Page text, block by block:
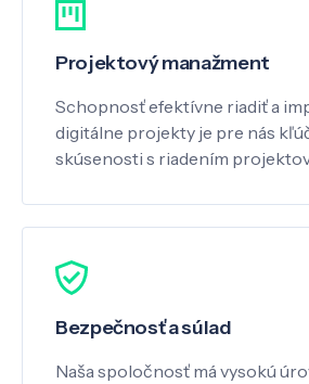
Projektový manažment
Schopnosť efektívne riadiť a
digitálne projekty je pre nás
skúsenosti s riadením
Bezpečnosť a súlad
Naša spoločnosť má vysokú